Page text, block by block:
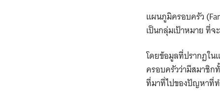
แผนภูมิครอบครัว
เป็นกลุ่มเป้าหมาย ที่
โดยข้อมูลที่ปรากฏใน
ครอบครัวว่ามีสมาชิก
ที่มาที่ไปของปัญหาที่ท